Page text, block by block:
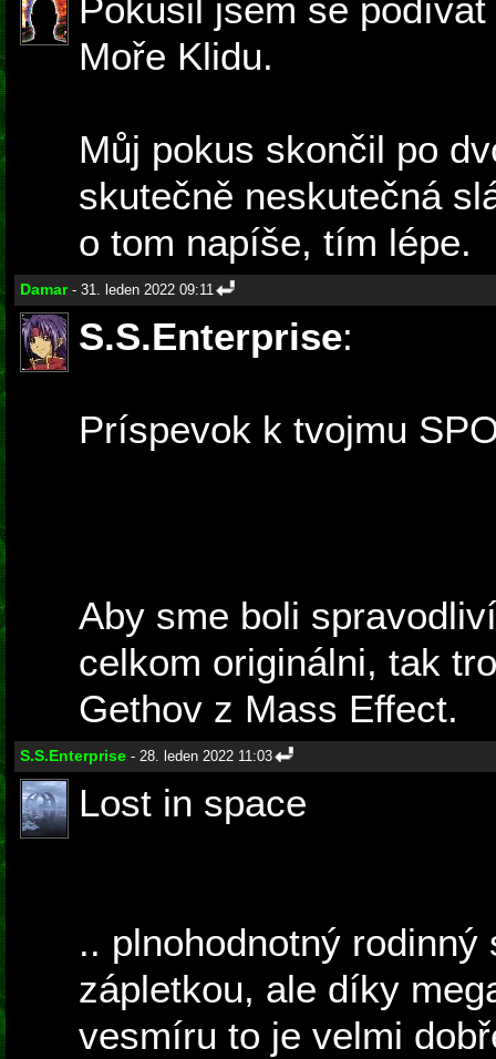
Pokusil jsem se podívat
Moře Klidu.
Můj pokus skončil po
skutečně neskutečná
o tom napíše, tím lépe.
Damar- 31. leden 2022 09:11
S.S.Enterprise:
Príspevok k tvojmu
Aby sme boli
celkom originálni, tak
Gethov z Mass Effect.
S.S.Enterprise - 28. leden 2022 11:03
Lost in space
.. plnohodnotný
zápletkou, ale díky
vesmíru to je velmi